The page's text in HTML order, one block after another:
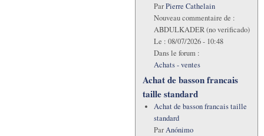
ParPierre Cathelain
Nouveau commentaire de :
ABDULKADER (no verificado)
Le : 08/07/2026 - 10:48
Dans le forum :
Achats - ventes
Achat de basson francais
taille standard
Achat de basson francais taille
standard
ParAnónimo